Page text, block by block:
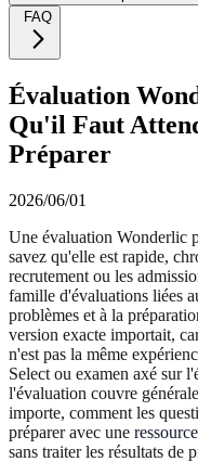
FAQ
Évaluation
Qu'il Faut
Préparer
2026/06/01
Une évaluation Wonderlic
savez qu'elle est rapide,
recrutement ou les
famille d'évaluations liées
problèmes et à la
version exacte importait,
n'est pas la même
Select ou examen axé sur
l'évaluation couvre
importe, comment les
préparer avec une
sans traiter les résultats de